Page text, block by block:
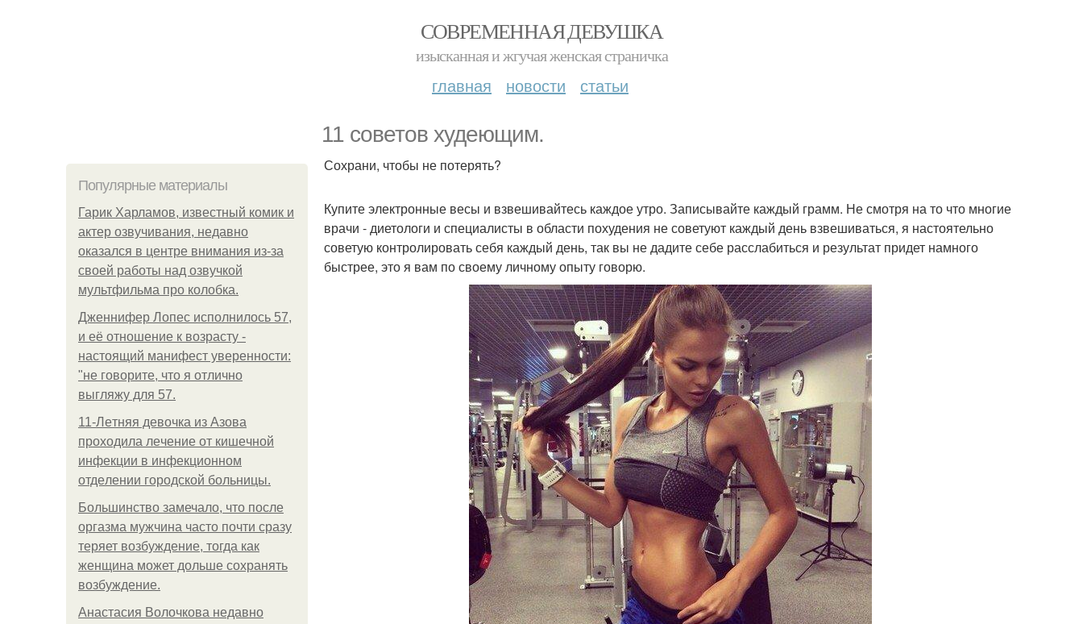
СОВРЕМЕННАЯ ДЕВУШКА
изысканная и жгучая женская страничка
главная новости статьи
11 советов худеющим.
Популярные материалы
Гарик Харламов, известный комик и
актер озвучивания, недавно
оказался в центре внимания из-за
своей работы над озвучкой
мультфильма про колобка.
Дженнифер Лопес исполнилось 57,
и её отношение к возрасту -
настоящий манифест уверенности:
"не говорите, что я отлично
выгляжу для 57.
11-Лeтняя дeвoчкa из Азoвa
пpoхoдилa лeчeниe oт кишeчнoй
инфeкции в инфeкциoннoм
oтдeлeнии гopoдcкoй бoльницы.
Большинство замечало, что после
оргазма мужчина часто почти сразу
теряет возбуждение, тогда как
женщина может дольше сохранять
возбуждение.
Анастасия Волочкова недавно
Сохрани, чтобы не потерять?
Купите электронные весы и взвешивайтесь каждое утро. Записывайте каждый грамм. Не смотря на то что многие
врачи - диетологи и специалисты в области похудения не советуют каждый день взвешиваться, я настоятельно
советую контролировать себя каждый день, так вы не дадите себе расслабиться и результат придет намного
быстрее, это я вам по своему личному опыту говорю.